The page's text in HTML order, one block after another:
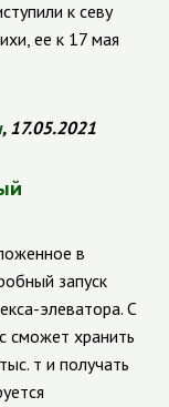
к севу
ее к 17 мая
, 17.05.2021
в
запуск
элеватора. С
сможет хранить
т и получать